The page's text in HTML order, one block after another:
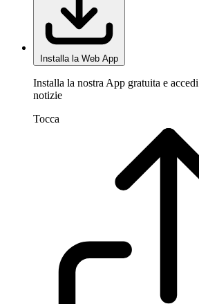
Installa la Web App
Installa la nostra App gratuita e
notizie
Tocca